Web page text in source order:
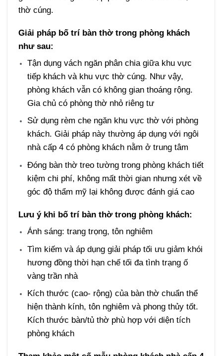
thờ cúng.
Giải pháp bố trí bàn thờ trong phòng khách
như sau:
Tận dụng vách ngăn phân chia giữa khu vực
tiếp khách và khu vực thờ cúng. Như vậy,
phòng khách vẫn có không gian thoáng rộng.
Gia chủ có phòng thờ nhỏ riêng tư
Sử dụng rèm che ngăn khu vực thờ với phòng
khách. Giải pháp này thường áp dụng với ngôi
nhà cấp 4 có phòng khách nằm ở trung tâm
Đóng bàn thờ treo tường trong phòng khách tiết
kiệm chi phí, không mất thời gian nhưng xét về
góc độ thẩm mỹ lại không được đánh giá cao
Lưu ý khi bố trí bàn thờ trong phòng khách:
Ánh sáng: trang trọng, tôn nghiêm
Tìm kiếm và áp dụng giải pháp tối ưu giảm khói
hương đồng thời hạn chế tối đa tình trạng ố
vàng trần nhà
Kích thước (cao- rộng) của bàn thờ chuẩn thể
hiện thành kính, tôn nghiêm và phong thủy tốt.
Kích thước bàn/tủ thờ phù hợp với diện tích
phòng khách